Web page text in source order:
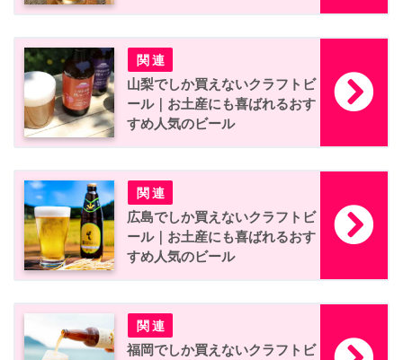
山梨でしか買えないクラフトビ
ール｜お土産にも喜ばれるおす
すめ人気のビール
広島でしか買えないクラフトビ
ール｜お土産にも喜ばれるおす
すめ人気のビール
福岡でしか買えないクラフトビ